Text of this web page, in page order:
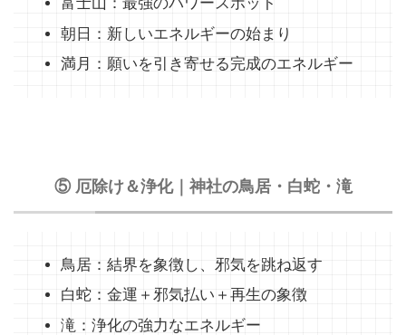
富士山：最強のパワースポット
朝日：新しいエネルギーの始まり
満月：願いを引き寄せる完成のエネルギー
⑤ 厄除け＆浄化｜神社の鳥居・白蛇・滝
鳥居：結界を象徴し、邪気を跳ね返す
白蛇：金運＋邪気払い＋再生の象徴
滝：浄化の強力なエネルギー